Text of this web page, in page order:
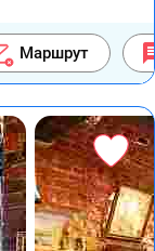
Маршрут